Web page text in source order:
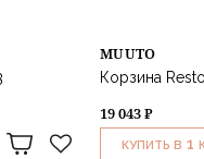
MUUTO
Корзина
19 043 ₽
КУПИТЬ В 1